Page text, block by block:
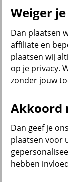
Menu
Producten
Weiger
Dan plaatsen
affiliate en
plaatsen wij
op je privacy.
zonder jouw
Akkoord
Dan geef je
plaatsen voor
hebben